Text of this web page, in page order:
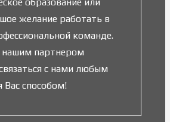
желание работать в
команде.
нашим партнером
с нами любым
способом!